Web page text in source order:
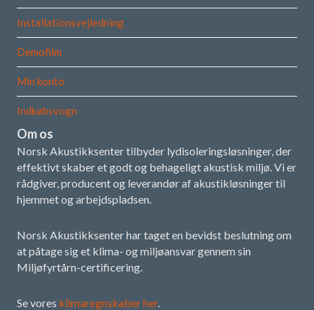
Installationsvejledning
Demofilm
Min konto
Indkøbsvogn
Om os
Norsk Akustikksenter tilbyder lydisoleringsløsninger, der
effektivt skaber et godt og behageligt akustisk miljø. Vi er
rådgiver, producent og leverandør af akustikløsninger til
hjemmet og arbejdspladsen.
Norsk Akustikksenter har taget en bevidst beslutning om
at påtage sig et klima- og miljøansvar gennem sin
Miljøfyrtårn-certificering.
Se vores klimaregnskaber her.